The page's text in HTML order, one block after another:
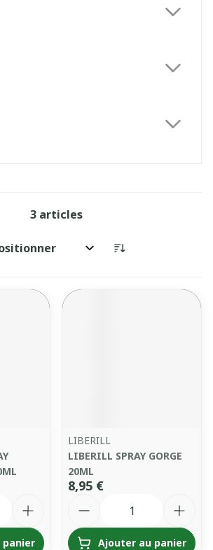
3articles
par:
panier
LIBERILL
LIBERILL SPRAY GORGE
20ML
8,95 €
Ajouter au panier